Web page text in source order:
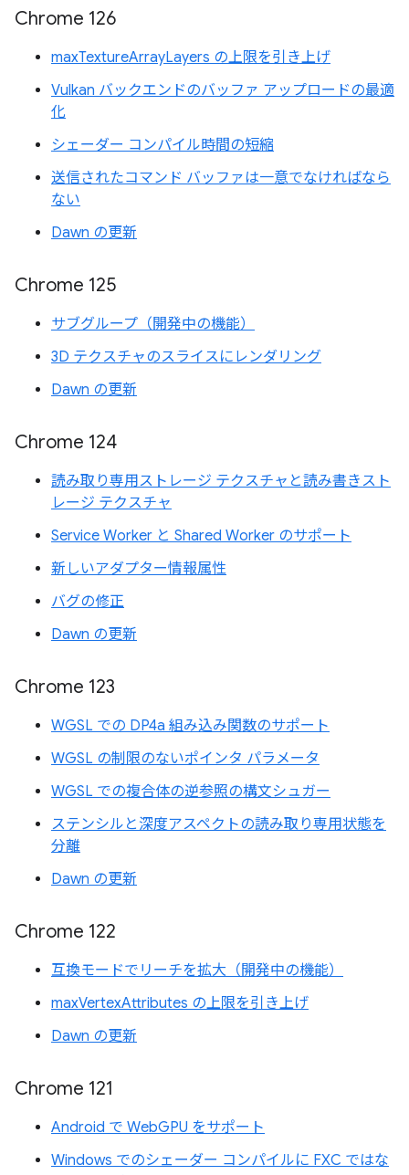
Chrome 126
maxTextureArrayLayers の上限を引き上げ
Vulkan バックエンドのバッファ アップロードの最適
化
シェーダー コンパイル時間の短縮
送信されたコマンド バッファは一意でなければなら
ない
Dawn の更新
Chrome 125
サブグループ（開発中の機能）
3D テクスチャのスライスにレンダリング
Dawn の更新
Chrome 124
読み取り専用ストレージ テクスチャと読み書きスト
レージ テクスチャ
Service Worker と Shared Worker のサポート
新しいアダプター情報属性
バグの修正
Dawn の更新
Chrome 123
WGSL での DP4a 組み込み関数のサポート
WGSL の制限のないポインタ パラメータ
WGSL での複合体の逆参照の構文シュガー
ステンシルと深度アスペクトの読み取り専用状態を
分離
Dawn の更新
Chrome 122
互換モードでリーチを拡大（開発中の機能）
maxVertexAttributes の上限を引き上げ
Dawn の更新
Chrome 121
Android で WebGPU をサポート
Windows でのシェーダー コンパイルに FXC ではな